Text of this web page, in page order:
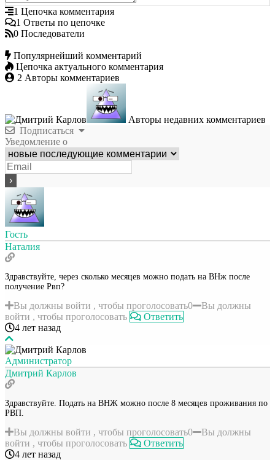
1 Цепочка комментария
1 Ответы по цепочке
0 Последователи
Популярнейший комментарий
Цепочка актуального комментария
2 Авторы комментариев
Авторы недавних комментариев
Подписаться
Уведомление о
Гость
Наталия
Здравствуйте, через сколько месяцев можно подать на ВНж после
получение Рвп?
Вы должны войти , чтобы проголосовать0
Вы должны
войти , чтобы проголосовать
Ответить
4 лет назад
Администратор
Дмитрий Карлов
Здравствуйте. Подать на ВНЖ можно после 8 месяцев проживания по
РВП.
Вы должны войти , чтобы проголосовать0
Вы должны
войти , чтобы проголосовать
Ответить
4 лет назад